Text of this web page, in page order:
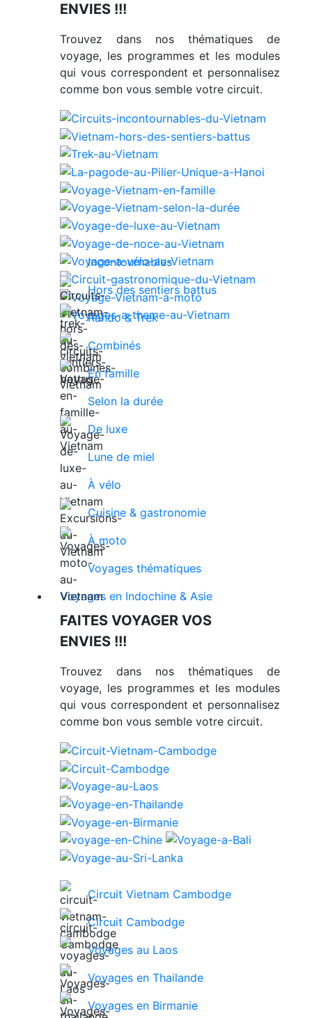
ENVIES !!!
Trouvez dans nos thématiques de
voyage, les programmes et les modules
qui vous correspondent et personnalisez
comme bon vous semble votre circuit.
Incontournables
Hors des sentiers battus
Rando & Trek
Combinés
En famille
Selon la durée
De luxe
Lune de miel
À vélo
Cuisine & gastronomie
À moto
Voyages thématiques
Voyages en Indochine & Asie
FAITES VOYAGER VOS
ENVIES !!!
Trouvez dans nos thématiques de
voyage, les programmes et les modules
qui vous correspondent et personnalisez
comme bon vous semble votre circuit.
Circuit Vietnam Cambodge
Circuit Cambodge
Voyages au Laos
Voyages en Thailande
Voyages en Birmanie